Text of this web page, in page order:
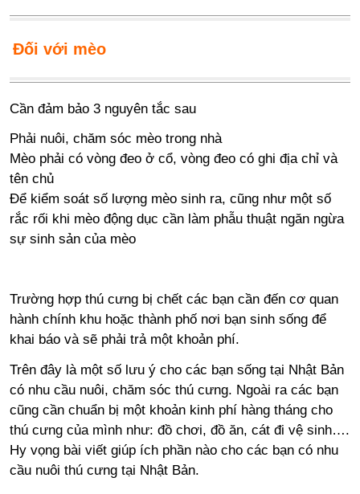
Đối với mèo
Cần đảm bảo 3 nguyên tắc sau
Phải nuôi, chăm sóc mèo trong nhà
Mèo phải có vòng đeo ở cổ, vòng đeo có ghi địa chỉ và
tên chủ
Để kiểm soát số lượng mèo sinh ra, cũng như một số
rắc rối khi mèo động dục cần làm phẫu thuật ngăn ngừa
sự sinh sản của mèo
Trường hợp thú cưng bị chết các bạn cần đến cơ quan
hành chính khu hoặc thành phố nơi bạn sinh sống để
khai báo và sẽ phải trả một khoản phí.
Trên đây là một số lưu ý cho các bạn sống tại Nhật Bản
có nhu cầu nuôi, chăm sóc thú cưng. Ngoài ra các bạn
cũng cần chuẩn bị một khoản kinh phí hàng tháng cho
thú cưng của mình như: đồ chơi, đồ ăn, cát đi vệ sinh….
Hy vọng bài viết giúp ích phần nào cho các bạn có nhu
cầu nuôi thú cưng tại Nhật Bản.